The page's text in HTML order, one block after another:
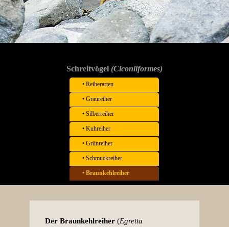
Schreitvögel (Ciconiiformes)
• Reiherarten
• Graureiher
• Silberreiher
• Kuhreiher
• Grünreiher
• Schmuckreiher
• Braunkehlreiher
Der Braunkehlreiher (Egretta